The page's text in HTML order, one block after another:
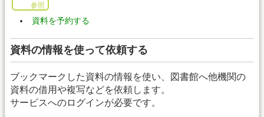
参照
資料を予約する
資料の情報を使って依頼する
ブックマークした資料の情報を使い、図書館へ他機関の
資料の借用や複写などを依頼します。
サービスへのログインが必要です。